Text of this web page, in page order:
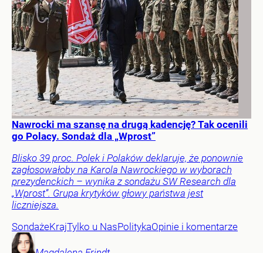
Nawrocki ma szansę na drugą kadencję? Tak ocenili
go Polacy. Sondaż dla „Wprost”
Blisko 39 proc. Polek i Polaków deklaruje, że ponownie
zagłosowałoby na Karola Nawrockiego w wyborach
prezydenckich – wynika z sondażu SW Research dla
„Wprost”. Grupa krytyków głowy państwa jest
liczniejsza.
SondażeKrajTylko u NasPolitykaOpinie i komentarze